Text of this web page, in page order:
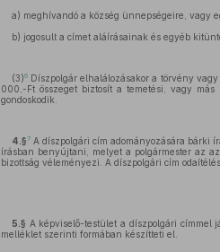
a) meghívandó a község ünnepségeire, vagy
b) jogosult a címet aláírásainak és egyéb
(3)6Díszpolgár elhalálozásakor a törvény
000,-Ft összeget biztosít a temetési, vagy
gondoskodik.
4.§7A díszpolgári cím adományozására bárki
írásban benyújtani, melyet a polgármester az
bizottság véleményezi. A díszpolgári cím
5.§ A képviselő-testület a díszpolgári címmel
melléklet szerinti formában készítteti el.